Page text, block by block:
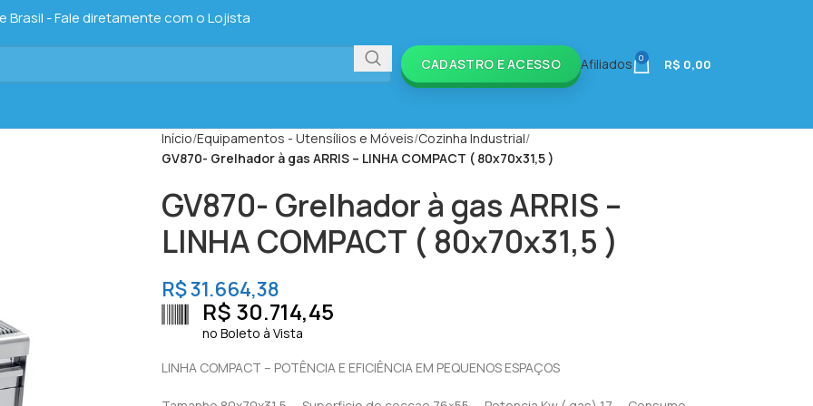
- Fale diretamente com o Lojista
CADASTRO E ACESSO Afiliados 0 R$ 0,00
Início Equipamentos - Utensílios e Móveis Cozinha Industrial
GV870- Grelhador à gas ARRIS – LINHA COMPACT ( 80x70x31,5 )
GV870- Grelhador à gas ARRIS –
LINHA COMPACT ( 80x70x31,5 )
R$31.664,38
R$ 30.714,45
no Boleto à Vista
LINHA COMPACT – POTÊNCIA E EFICIÊNCIA EM PEQUENOS ESPAÇOS